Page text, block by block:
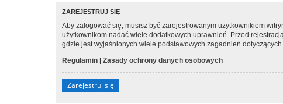
ZAREJESTRUJ SIĘ
Aby zalogować się, musisz być zarejestrowanym użytkownikiem
użytkownikom nadać wiele dodatkowych uprawnień. Przed
gdzie jest wyjaśnionych wiele podstawowych zagadnień
Regulamin | Zasady ochrony danych osobowych
Zarejestruj się